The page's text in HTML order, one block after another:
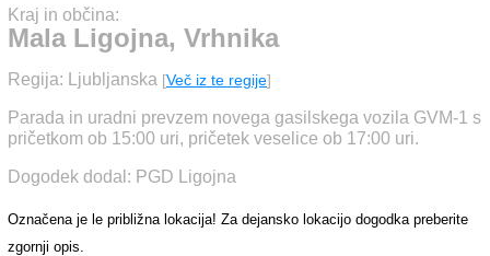
Kraj in občina:
Mala Ligojna, Vrhnika
Regija: Ljubljanska [Več iz te regije]
Parada in uradni prevzem novega gasilskega vozila GVM-1 s
pričetkom ob 15:00 uri, pričetek veselice ob 17:00 uri.
Dogodek dodal: PGD Ligojna
Označena je le približna lokacija! Za dejansko lokacijo dogodka preberite
zgornji opis.